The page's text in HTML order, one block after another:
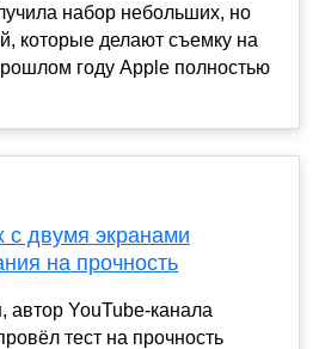
набор небольших, но
которые делают съемку на
году Apple полностью
с двумя экранами
на прочность
автор YouTube-канала
тест на прочность